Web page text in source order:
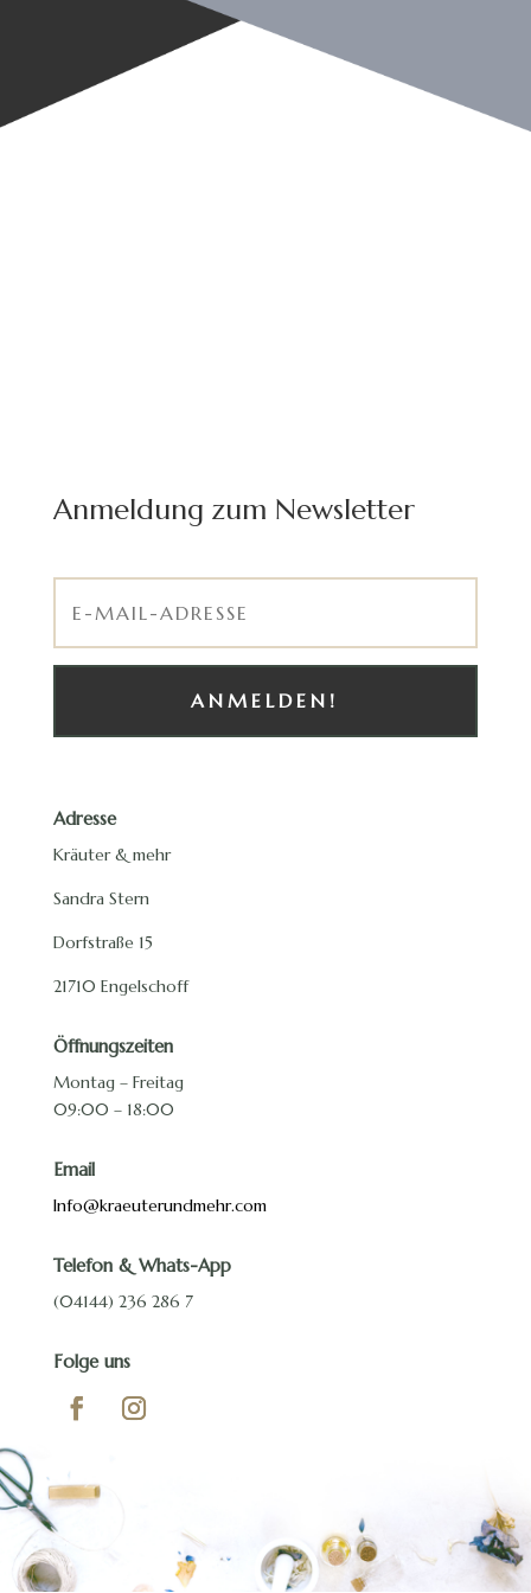
Anmeldung zum Newsletter
ANMELDEN!
Adresse
Kräuter & mehr
Sandra Stern
Dorfstraße 15
21710 Engelschoff
Öffnungszeiten
Montag – Freitag
09:00 – 18:00
Email
Info@kraeuterundmehr.com
Telefon & Whats-App
(04144) 236 286 7
Folge uns